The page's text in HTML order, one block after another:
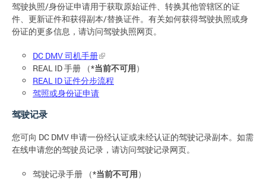
驾驶执照/身份证申请用于获取原始证件、转换其他管辖区的证
件、更新证件和获得副本/替换证件。有关如何获得驾驶执照或身
份证的更多信息，请访问驾驶执照网页。
DC DMV 司机手册
REAL ID 手册 （*当前不可用）
REAL ID 证件分步流程
驾照或身份证申请
驾驶记录
您可向 DC DMV 申请一份经认证或未经认证的驾驶记录副本。如需
在线申请您的驾驶员记录，请访问驾驶记录网页。
驾驶记录手册 （*当前不可用）